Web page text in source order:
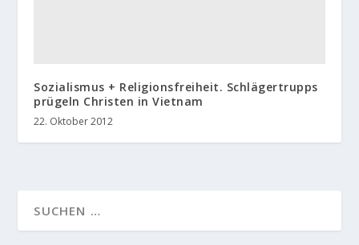
Sozialismus + Religionsfreiheit. Schlägertrupps
prügeln Christen in Vietnam
22. Oktober 2012